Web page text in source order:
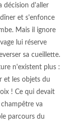
décision d'aller
et s'enfonce
Mais il ignore
lui réserve
sa cueillette.
n'existent plus :
et les objets du
! Ce qui devait
va
parcours du